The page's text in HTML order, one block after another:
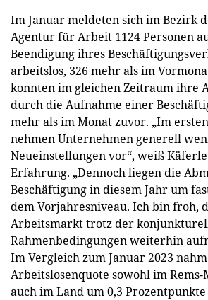
Im Januar meldeten sich im Bezirk
Agentur für Arbeit 1124 Personen
Beendigung ihres
arbeitslos, 326 mehr als im
konnten im gleichen Zeitraum ihre
durch die Aufnahme einer
mehr als im Monat zuvor. „Im
nehmen Unternehmen generell
Neueinstellungen vor“, weiß
Erfahrung. „Dennoch liegen die
Beschäftigung in diesem Jahr um
dem Vorjahresniveau. Ich bin froh,
Arbeitsmarkt trotz der
Rahmenbedingungen weiterhin
Im Vergleich zum Januar 2023
Arbeitslosenquote sowohl im
auch im Land um 0,3 Prozentpunkte